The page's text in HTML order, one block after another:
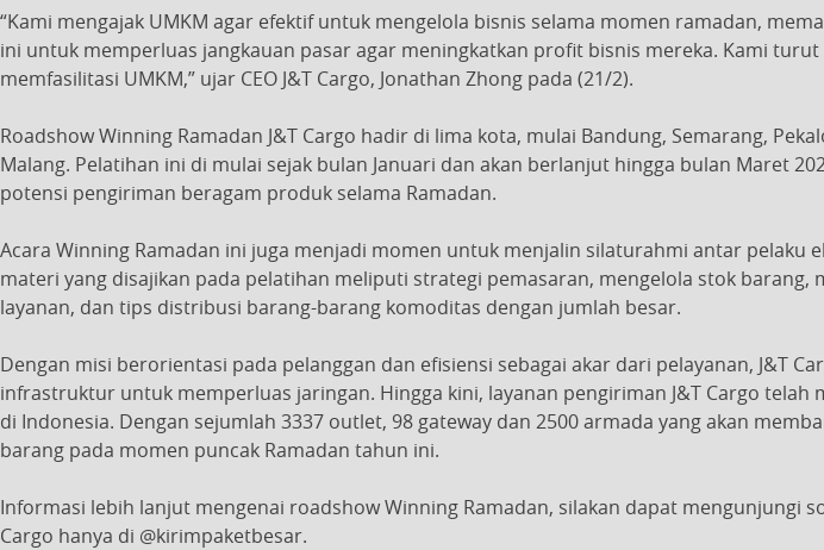
“Kami mengajak UMKM agar efektifuntuk mengelola bisnis selama momen ramadan,
ini untuk memperluas jangkauan pasar agar meningkatkan profit bisnis mereka. Kami
memfasilitasi UMKM,” ujar CEO J&T Cargo, Jonathan Zhong pada (21/2).
Roadshow Winning Ramadan J&T Cargo hadir di lima kota, mulai Bandung, Semarang,
Malang. Pelatihan ini di mulai sejak bulan Januari dan akan berlanjut hingga bulan Maret
potensi pengiriman beragam produk selama Ramadan.
Acara Winning Ramadan ini juga menjadi momen untuk menjalin silaturahmi antar pelaku
materi yang disajikan pada pelatihan meliputi strategi pemasaran, mengelola stok barang,
layanan, dan tips distribusi barang-barang komoditas dengan jumlah besar.
Dengan misi berorientasi pada pelanggan dan efisiensi sebagai akar dari pelayanan, J&T
infrastruktur untuk memperluas jaringan. Hingga kini, layanan pengiriman J&T Cargo telah
di Indonesia. Dengan sejumlah 3337 outlet, 98 gateway dan 2500 armada yang akan
barang pada momen puncak Ramadan tahun ini.
Informasi lebih lanjut mengenai roadshowWinning Ramadan, silakan dapat mengunjungi
Cargo hanya di @kirimpaketbesar.